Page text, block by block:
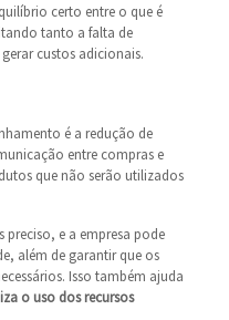
certo entre o que é
tanto a falta de
custos adicionais.
é a redução de
entre compras e
que não serão utilizados
e a empresa pode
além de garantir que os
Isso também ajuda
o uso dos recursos